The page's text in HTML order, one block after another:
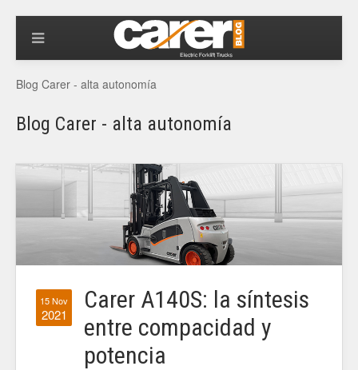
Blog Carer - alta autonomía
Blog Carer - alta autonomía
15 Nov
2021
Carer A140S: la síntesis
entre compacidad y
potencia